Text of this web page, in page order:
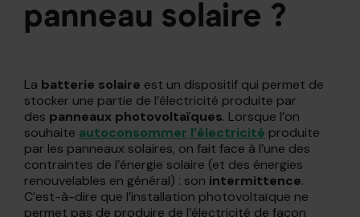
panneau solaire ?
La batterie solaire est un dispositif qui permet de
stocker une partie de l’électricité produite par
des panneaux photovoltaïques. Lorsque l’on
souhaite autoconsommer l’électricité produite
par les panneaux solaires, on fait face à l’une des
contraintes de l’énergie solaire (et des énergies
renouvelables en général) : son intermittence.
C’est-à-dire que l’installation photovoltaïque ne
permet pas de produire de l’électricité de façon